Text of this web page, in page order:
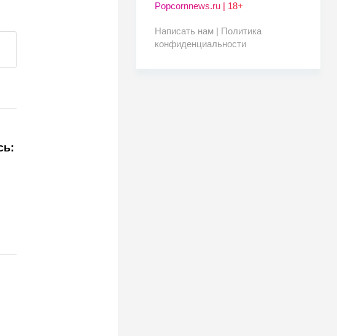
Popcornnews.ru | 18+
Написать нам | Политика
конфиденциальности